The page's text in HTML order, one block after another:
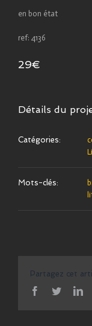
en bon état
ref: 4136
29€
Détails du
Catégories:
Mots-clés:
Partagez cet
facebook
twitter